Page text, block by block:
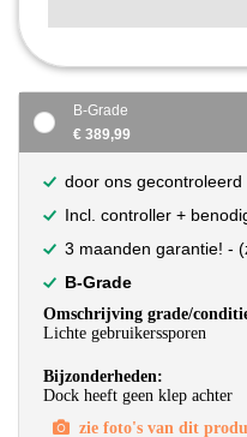
B-Grade
€ 389,99
door ons gecontroleerd
Incl. controller +
3 maanden garantie! -
B-Grade
Omschrijving grade/
Lichte gebruikerssporen
Bijzonderheden:
Dock heeft geen klep achter
zie foto's van dit